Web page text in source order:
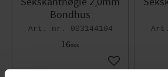
Bondhus
003144104
16DKK
Gem som